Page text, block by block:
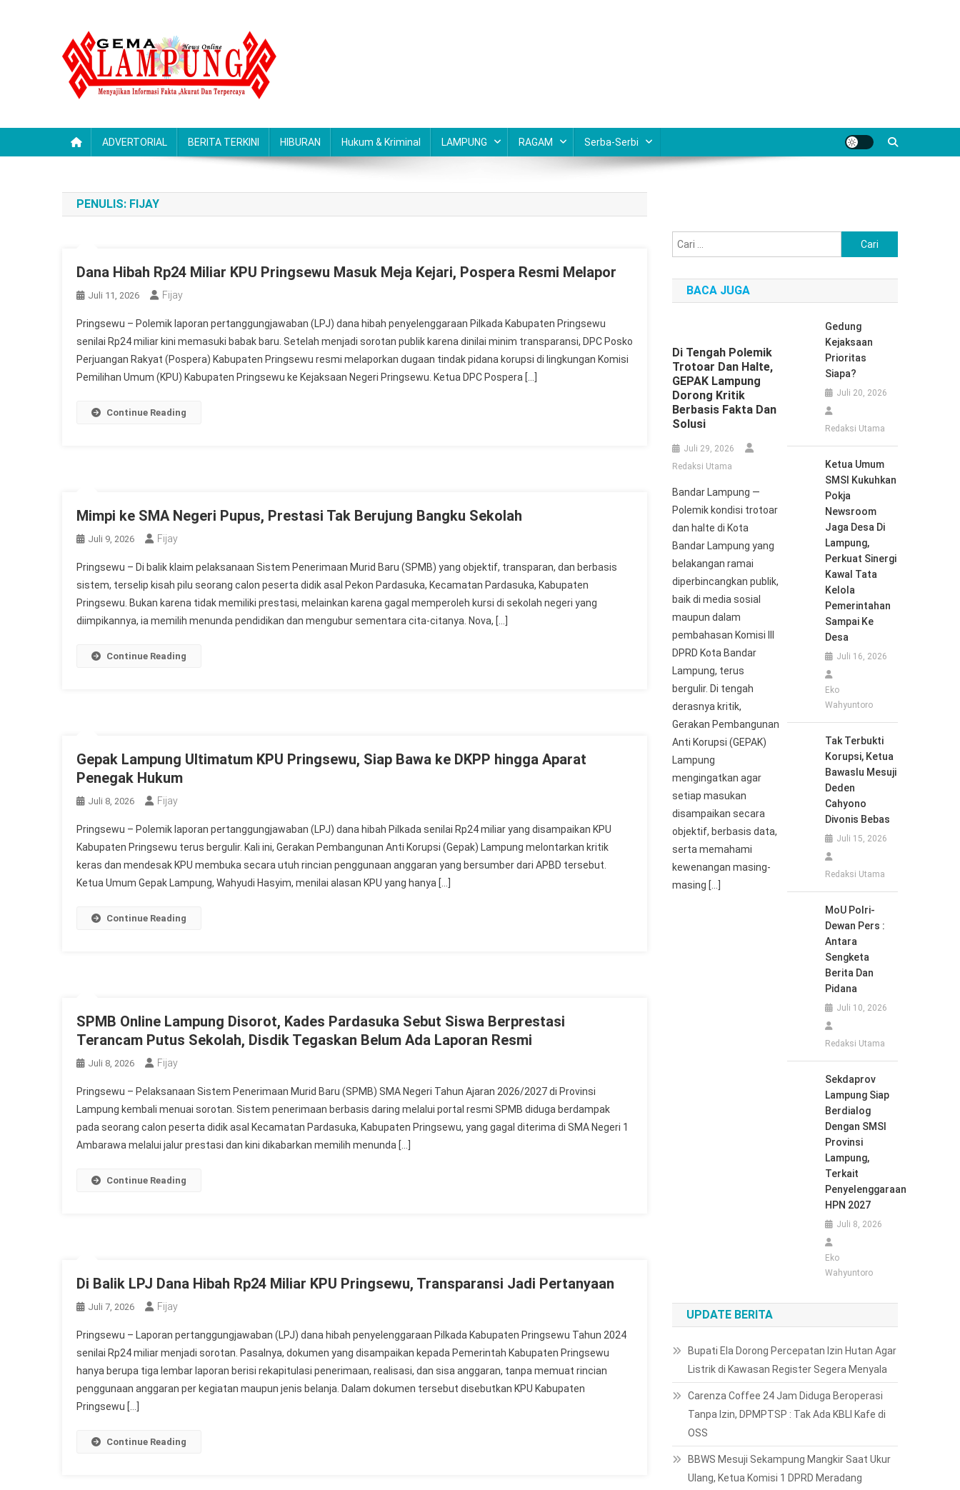
ADVERTORIAL BERITA TERKINI HIBURAN Hukum & Kriminal LAMPUNG RAGAM Serba-Serbi
PENULIS: FIJAY
Dana Hibah Rp24 Miliar KPU Pringsewu Masuk Meja Kejari, Pospera Resmi Melapor
Juli 11, 2026 Fijay
Pringsewu – Polemik laporan pertanggungjawaban (LPJ) dana hibah penyelenggaraan Pilkada Kabupaten Pringsewu
senilai Rp24 miliar kini memasuki babak baru. Setelah menjadi sorotan publik karena dinilai minim transparansi, DPC Posko
Perjuangan Rakyat (Pospera) Kabupaten Pringsewu resmi melaporkan dugaan tindak pidana korupsi di lingkungan Komisi
Pemilihan Umum (KPU) Kabupaten Pringsewu ke Kejaksaan Negeri Pringsewu. Ketua DPC Pospera […]
Continue Reading
Mimpi ke SMA Negeri Pupus, Prestasi Tak Berujung Bangku Sekolah
Juli 9, 2026 Fijay
Pringsewu – Di balik klaim pelaksanaan Sistem Penerimaan Murid Baru (SPMB) yang objektif, transparan, dan berbasis
sistem, terselip kisah pilu seorang calon peserta didik asal Pekon Pardasuka, Kecamatan Pardasuka, Kabupaten
Pringsewu. Bukan karena tidak memiliki prestasi, melainkan karena gagal memperoleh kursi di sekolah negeri yang
diimpikannya, ia memilih menunda pendidikan dan mengubur sementara cita-citanya. Nova, […]
Continue Reading
Gepak Lampung Ultimatum KPU Pringsewu, Siap Bawa ke DKPP hingga Aparat
Penegak Hukum
Juli 8, 2026 Fijay
Pringsewu – Polemik laporan pertanggungjawaban (LPJ) dana hibah Pilkada senilai Rp24 miliar yang disampaikan KPU
Kabupaten Pringsewu terus bergulir. Kali ini, Gerakan Pembangunan Anti Korupsi (Gepak) Lampung melontarkan kritik
keras dan mendesak KPU membuka secara utuh rincian penggunaan anggaran yang bersumber dari APBD tersebut.
Ketua Umum Gepak Lampung, Wahyudi Hasyim, menilai alasan KPU yang hanya […]
Continue Reading
SPMB Online Lampung Disorot, Kades Pardasuka Sebut Siswa Berprestasi
Terancam Putus Sekolah, Disdik Tegaskan Belum Ada Laporan Resmi
Juli 8, 2026 Fijay
Pringsewu – Pelaksanaan Sistem Penerimaan Murid Baru (SPMB) SMA Negeri Tahun Ajaran 2026/2027 di Provinsi
Lampung kembali menuai sorotan. Sistem penerimaan berbasis daring melalui portal resmi SPMB diduga berdampak
pada seorang calon peserta didik asal Kecamatan Pardasuka, Kabupaten Pringsewu, yang gagal diterima di SMA Negeri 1
Ambarawa melalui jalur prestasi dan kini dikabarkan memilih menunda […]
Continue Reading
Di Balik LPJ Dana Hibah Rp24 Miliar KPU Pringsewu, Transparansi Jadi Pertanyaan
Juli 7, 2026 Fijay
Pringsewu – Laporan pertanggungjawaban (LPJ) dana hibah penyelenggaraan Pilkada Kabupaten Pringsewu Tahun 2024
senilai Rp24 miliar menjadi sorotan. Pasalnya, dokumen yang disampaikan kepada Pemerintah Kabupaten Pringsewu
hanya berupa tiga lembar laporan berisi rekapitulasi penerimaan, realisasi, dan sisa anggaran, tanpa memuat rincian
penggunaan anggaran per kegiatan maupun jenis belanja. Dalam dokumen tersebut disebutkan KPU Kabupaten
Pringsewu […]
Continue Reading
untuk:
BACA JUGA
Di Tengah Polemik
Trotoar Dan Halte,
GEPAK Lampung
Dorong Kritik
Berbasis Fakta Dan
Solusi
Juli 29, 2026
Redaksi Utama
Bandar Lampung —
Polemik kondisi trotoar
dan halte di Kota
Bandar Lampung yang
belakangan ramai
diperbincangkan publik,
baik di media sosial
maupun dalam
pembahasan Komisi III
DPRD Kota Bandar
Lampung, terus
bergulir. Di tengah
derasnya kritik,
Gerakan Pembangunan
Anti Korupsi (GEPAK)
Lampung
mengingatkan agar
setiap masukan
disampaikan secara
objektif, berbasis data,
serta memahami
kewenangan masing-
masing […]
Gedung
Kejaksaan
Prioritas
Siapa?
Juli 20, 2026
Redaksi Utama
Ketua Umum
SMSI Kukuhkan
Pokja
Newsroom
Jaga Desa Di
Lampung,
Perkuat Sinergi
Kawal Tata
Kelola
Pemerintahan
Sampai Ke
Desa
Juli 16, 2026
Eko
Wahyuntoro
Tak Terbukti
Korupsi, Ketua
Bawaslu Mesuji
Deden
Cahyono
Divonis Bebas
Juli 15, 2026
Redaksi Utama
MoU Polri-
Dewan Pers :
Antara
Sengketa
Berita Dan
Pidana
Juli 10, 2026
Redaksi Utama
Sekdaprov
Lampung Siap
Berdialog
Dengan SMSI
Provinsi
Lampung,
Terkait
Penyelenggaraan
HPN 2027
Juli 8, 2026
Eko
Wahyuntoro
UPDATE BERITA
Bupati Ela Dorong Percepatan Izin Hutan Agar
Listrik di Kawasan Register Segera Menyala
Carenza Coffee 24 Jam Diduga Beroperasi
Tanpa Izin, DPMPTSP : Tak Ada KBLI Kafe di
OSS
BBWS Mesuji Sekampung Mangkir Saat Ukur
Ulang, Ketua Komisi 1 DPRD Meradang